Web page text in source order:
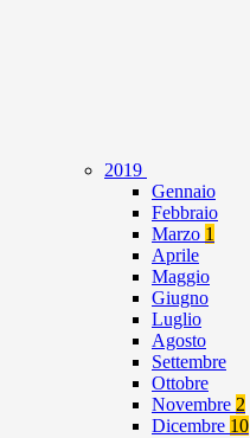
2019
Gennaio
Febbraio
Marzo 1
Aprile
Maggio
Giugno
Luglio
Agosto
Settembre
Ottobre
Novembre 2
Dicembre 10